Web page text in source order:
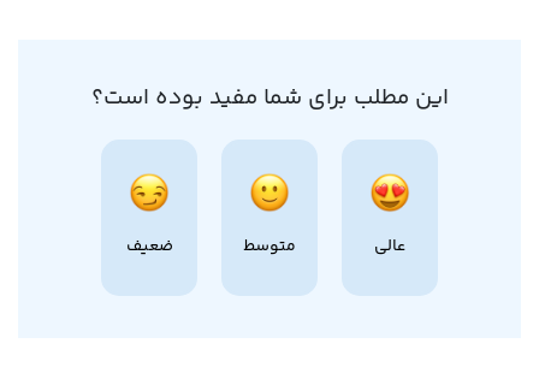
این مطلب برای شما مفید بوده است؟
عالی متوسط ضعیف